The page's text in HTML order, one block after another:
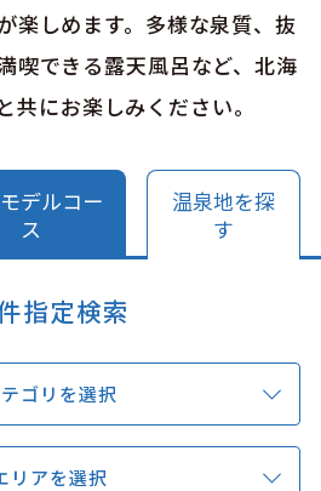
旅の予約
インショップ
楽しめます。多様な泉質、抜
喫できる露天風呂など、北海
共にお楽しみください。
デルコー
ス
温泉地を探
す
指定検索
ゴリを選択
リアを選択